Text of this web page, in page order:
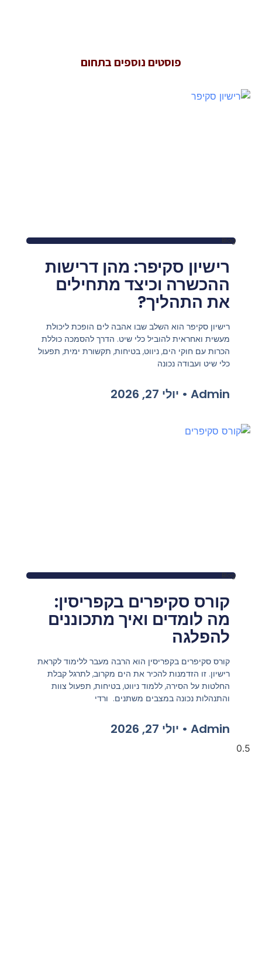
פוסטים נוספים בתחום
Blog
רישיון סקיפר: מהן דרישות
ההכשרה וכיצד מתחילים
את התהליך?
רישיון סקיפר הוא השלב שבו אהבה לים הופכת ליכולת
מעשית ואחראית להוביל כלי שיט. הדרך להסמכה כוללת
הכרות עם חוקי הים, ניווט, בטיחות, תקשורת ימית, תפעול
כלי שיט ועבודה נכונה
Admin יולי 27, 2026
Blog
קורס סקיפרים בקפריסין:
מה לומדים ואיך מתכוננים
להפלגה
קורס סקיפרים בקפריסין הוא הרבה מעבר ללימוד לקראת
רישיון. זו הזדמנות להכיר את הים מקרוב, לתרגל קבלת
החלטות על הסירה, ללמוד ניווט, בטיחות, תפעול צוות
והתנהלות נכונה במצבים משתנים. ורדי
Admin יולי 27, 2026